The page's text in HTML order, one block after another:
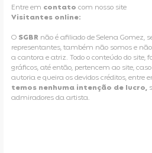
Entre em contato com nosso site
Visitantes online:
O SGBR não é afiliado de Selena Gomez,
representantes, também não somos e
a cantora e atriz. Todo o conteúdo do site,
gráficos, até então, pertencem ao site,
autoria e queira os devidos créditos, entre
temos nenhuma intenção de lucro,
admiradores da artista.